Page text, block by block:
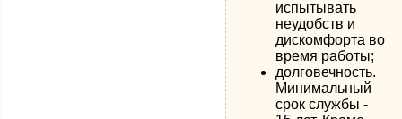
испытывать
неудобств и
дискомфорта во
время работы;
долговечность.
Минимальный
срок службы -